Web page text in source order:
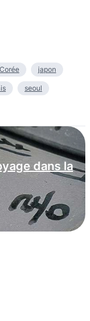
japon
seoul
dans la